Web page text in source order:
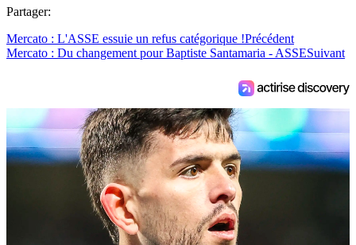
Partager:
Mercato : L'ASSE essuie un refus catégorique !Précédent
Mercato : Du changement pour Baptiste Santamaria - ASSESuivant